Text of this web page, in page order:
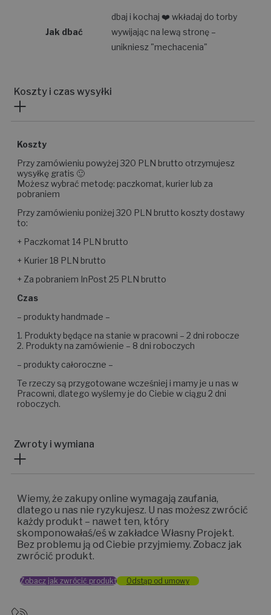
Jak dbać
dbaj i kochaj ❤️ wkładaj do torby
wywijając na lewą stronę –
unikniesz "mechacenia"
Koszty i czas wysyłki
Koszty
Przy zamówieniu powyżej 320 PLN brutto otrzymujesz
wysyłkę gratis 🙂
Możesz wybrać metodę: paczkomat, kurier lub za
pobraniem
Przy zamówieniu poniżej 320 PLN brutto koszty dostawy
to:
+ Paczkomat 14 PLN brutto
+ Kurier 18 PLN brutto
+ Za pobraniem InPost 25 PLN brutto
Czas
– produkty handmade –
1. Produkty będące na stanie w pracowni – 2 dni robocze
2. Produkty na zamówienie – 8 dni roboczych
– produkty całoroczne –
Te rzeczy są przygotowane wcześniej i mamy je u nas w
Pracowni, dlatego wyślemy je do Ciebie w ciągu 2 dni
roboczych.
Zwroty i wymiana
Wiemy, że zakupy online wymagają zaufania,
dlatego u nas nie ryzykujesz. U nas możesz zwrócić
każdy produkt – nawet ten, który
skomponowałaś/eś w zakładce Własny Projekt.
Bez problemu ją od Ciebie przyjmiemy. Zobacz jak
zwrócić produkt.
Zobacz jak zwrócić produkt Odstąp od umowy